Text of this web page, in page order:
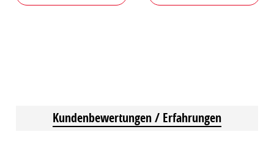
Kundenbewertungen / Erfahrungen